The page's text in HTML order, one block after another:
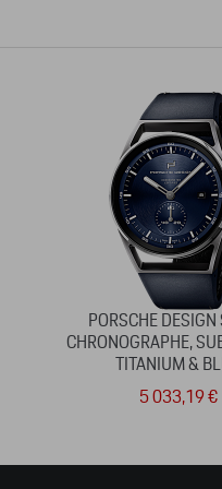
PORSCHE DESIGN
CHRONOGRAPHE,
TITANIUM &
5 033,19 €